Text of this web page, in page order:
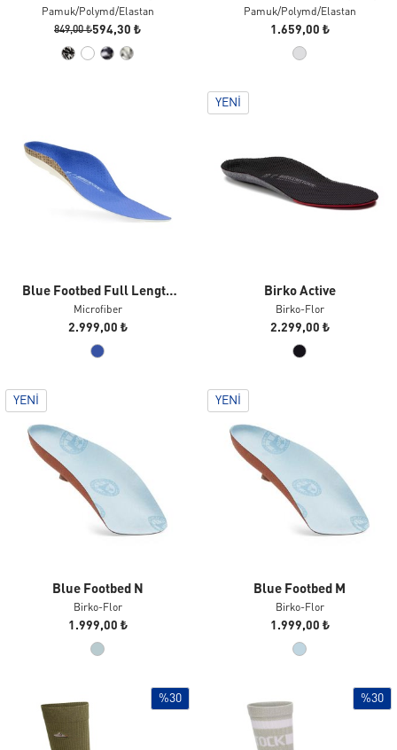
Pamuk/polymd/elastan
849,00 ₺594,30 ₺
Pamuk/polymd/elastan
1.659,00 ₺
Blue Footbed Full Length
For Sneakers Mf
Microfiber
2.999,00 ₺
YENI
Birko Active
Birko-Flor
2.299,00 ₺
YENI
Blue Footbed N
Birko-Flor
1.999,00 ₺
YENI
Blue Footbed M
Birko-Flor
1.999,00 ₺
%30 %30